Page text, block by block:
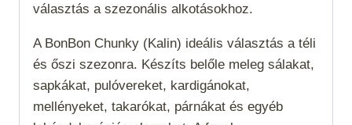
választás a szezonális alkotásokhoz.
A BonBon Chunky (Kalin) ideális választás a téli
és őszi szezonra. Készíts belőle meleg sálakat,
sapkákat, pulóvereket, kardigánokat,
mellényeket, takarókat, párnákat és egyéb